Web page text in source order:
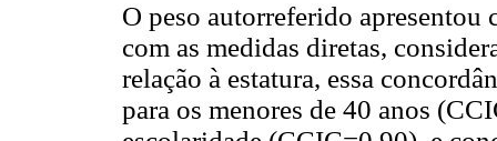
O peso autorreferido apresentou
com as medidas diretas,
relação à estatura, essa
para os menores de 40 anos